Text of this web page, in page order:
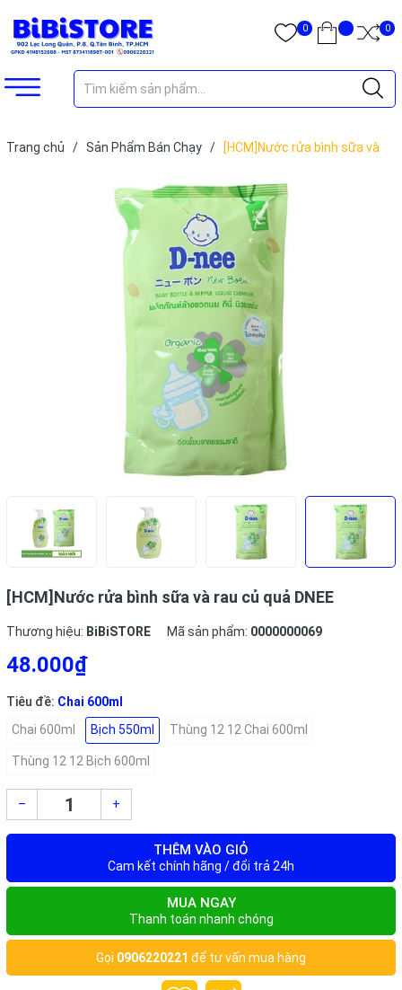
0 0
Trang chủ / Sản Phẩm Bán Chạy /
[HCM]Nước rửa bình sữa và
[HCM]Nước rửa bình sữa và rau củ quả DNEE
Thương hiệu: BiBiSTORE Mã sản phẩm: 0000000069
48.000₫
Tiêu đề: Chai 600ml
Chai 600ml
Bịch 550ml Thùng 12 12 Chai 600ml
Thùng 12 12 Bịch 600ml
– +
THÊM VÀO GIỎ
Cam kết chính hãng / đổi trả 24h
MUA NGAY
Thanh toán nhanh chóng
Gọi 0906220221 để tư vấn mua hàng